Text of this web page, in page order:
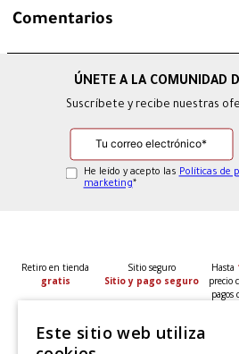
Comentarios
Suscríbete y recibe nuestras
He leído y acepto las Políticas de
marketing*
Retiro en tienda
gratis
Sitio seguro
Sitio y pago seguro
Hasta
precio
pagos
Este sitio web utiliza